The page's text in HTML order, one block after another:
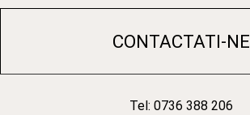
CONTACTATI-NE
Tel: 0736 388 206